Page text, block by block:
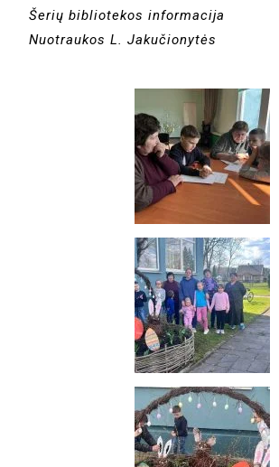
Šerių bibliotekos informacija
Nuotraukos L. Jakučionytės